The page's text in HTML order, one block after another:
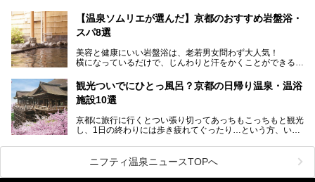
自分の好きなサウナを探すのもいいですが、さまざまなサウ
ナを体感してみたいですよね。
のある温浴施設を紹介します。
ウナを楽しみましょう！
【温泉ソムリエが選んだ】京都のおすすめ岩盤浴・
スパ8選
美容と健康にいい岩盤浴は、老若男女問わず大人気！
横になっているだけで、じんわりと汗をかくことができるの
地元の方はもちろん、旅先としても人気の京都。
観光のついでに岩盤浴のある温泉に浸かってリフレッシュす
今回は京都にある岩盤浴のある施設をピックアップしてご紹
観光ついでにひとっ風呂？京都の日帰り温泉・温浴
施設10選
京都に旅行に行くとつい張り切ってあっちもこっちもと観光
し、1日の終わりには歩き疲れてぐったり…という方、いま
そんな疲れた身体には温泉です！京都には、市内にも郊外に
も素晴らしい温泉がたくさんあります。そこで、日帰り利用
できるおすすめの温泉・温浴施設をまとめてみました。
ニフティ温泉ニュースTOPへ